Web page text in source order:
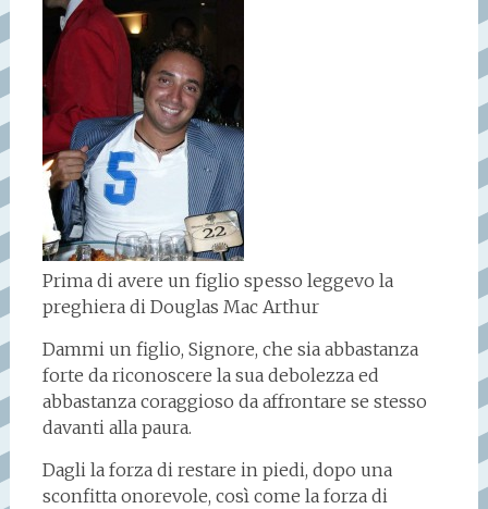
Prima di avere un figlio spesso leggevo la
preghiera di Douglas Mac Arthur
Dammi un figlio, Signore, che sia abbastanza
forte da riconoscere la sua debolezza ed
abbastanza coraggioso da affrontare se stesso
davanti alla paura.
Dagli la forza di restare in piedi, dopo una
sconfitta onorevole, così come la forza di